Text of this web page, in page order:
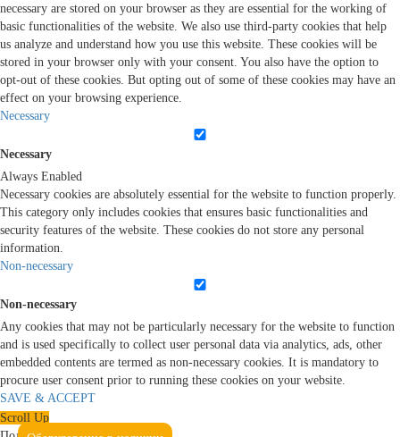
necessary are stored on your browser as they are essential for the working of
basic functionalities of the website. We also use third-party cookies that help
us analyze and understand how you use this website. These cookies will be
stored in your browser only with your consent. You also have the option to
opt-out of these cookies. But opting out of some of these cookies may have an
effect on your browsing experience.
Necessary
Necessary
Always Enabled
Necessary cookies are absolutely essential for the website to function properly.
This category only includes cookies that ensures basic functionalities and
security features of the website. These cookies do not store any personal
information.
Non-necessary
Non-necessary
Any cookies that may not be particularly necessary for the website to function
and is used specifically to collect user personal data via analytics, ads, other
embedded contents are termed as non-necessary cookies. It is mandatory to
procure user consent prior to running these cookies on your website.
SAVE & ACCEPT
Scroll Up